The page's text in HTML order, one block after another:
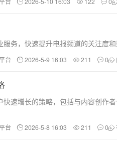
务，快速提升电报频道的关注度和
台 2026-5-9 16:03 211 0
速增长的策略，包括与内容创作
台 2026-5-8 16:03 211 0